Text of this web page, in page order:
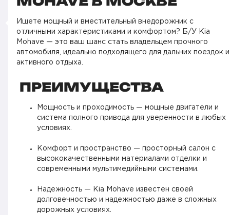
Ищете мощный и вместительный внедорожник с
отличными характеристиками и комфортом? Б/У Kia
Mohave — это ваш шанс стать владельцем прочного
автомобиля, идеально подходящего для дальних поездок и
активного отдыха.
ПРЕИМУЩЕСТВА
Мощность и проходимость — мощные двигатели и
система полного привода для уверенности в любых
условиях.
Комфорт и пространство — просторный салон с
высококачественными материалами отделки и
современными мультимедийными системами.
Надежность — Kia Mohave известен своей
долговечностью и надежностью даже в сложных
дорожных условиях.